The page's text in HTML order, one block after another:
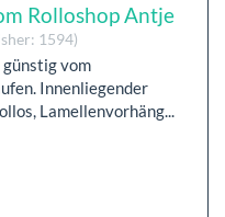
Rolloshop Antje
1594)
günstig vom
Innenliegender
Lamellenvorhäng...